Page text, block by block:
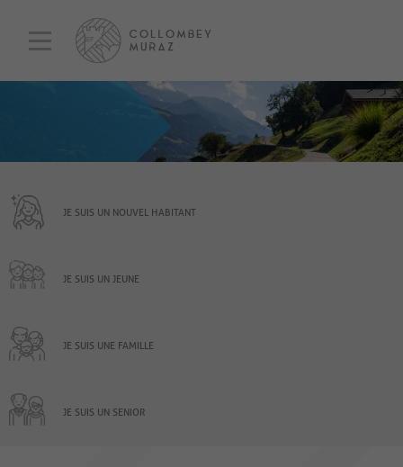
JE SUIS UN NOUVEL HABITANT
JE SUIS UN JEUNE
JE SUIS UNE FAMILLE
JE SUIS UN SENIOR